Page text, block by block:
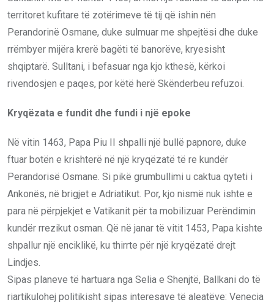
territoret kufitare të zotërimeve të tij që ishin nën
Perandorinë Osmane, duke sulmuar me shpejtësi dhe duke
rrëmbyer mijëra krerë bagëti të banorëve, kryesisht
shqiptarë. Sulltani, i befasuar nga kjo kthesë, kërkoi
rivendosjen e paqes, por këtë herë Skënderbeu refuzoi.
Kryqëzata e fundit dhe fundi i një epoke
Në vitin 1463, Papa Piu II shpalli një bullë papnore, duke
ftuar botën e krishterë në një kryqëzatë të re kundër
Perandorisë Osmane. Si pikë grumbullimi u caktua qyteti i
Ankonës, në brigjet e Adriatikut. Por, kjo nismë nuk ishte e
para në përpjekjet e Vatikanit për ta mobilizuar Perëndimin
kundër rrezikut osman. Që në janar të vitit 1453, Papa kishte
shpallur një enciklikë, ku thirrte për një kryqëzatë drejt
Lindjes.
Sipas planeve të hartuara nga Selia e Shenjtë, Ballkani do të
riartikulohej politikisht sipas interesave të aleatëve: Venecia